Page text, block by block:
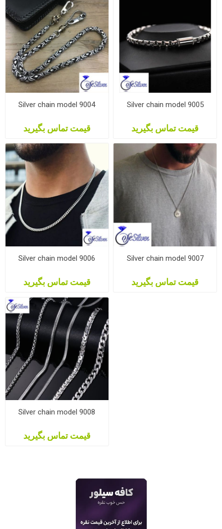
Silver chain model 9004
قیمت تماس بگیرید
Silver chain model 9005
قیمت تماس بگیرید
Silver chain model 9006
قیمت تماس بگیرید
Silver chain model 9007
قیمت تماس بگیرید
Silver chain model 9008
قیمت تماس بگیرید